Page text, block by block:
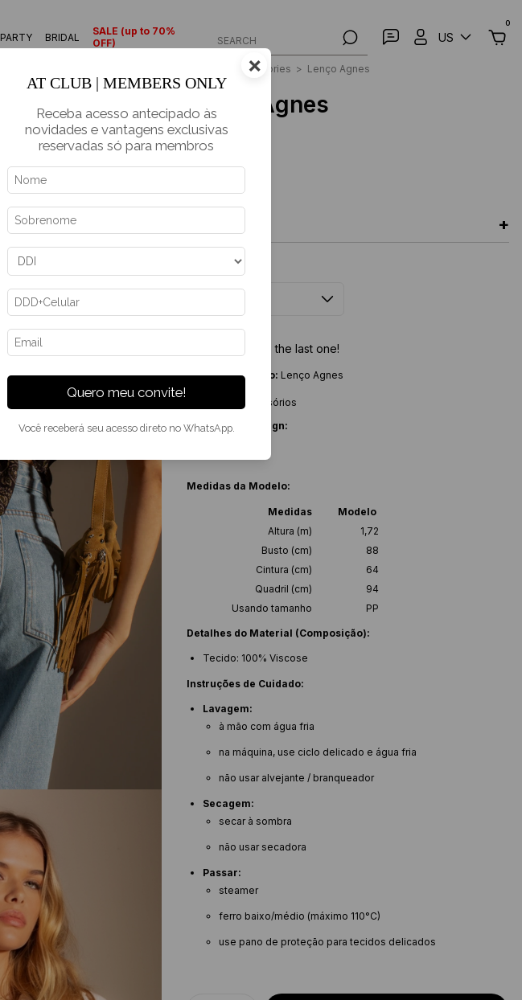
PARTY BRIDAL
SALE (up to 70%
OFF)
SEARCH US
0
Accessories > Lenço Agnes
Lenço Agnes
Casual
+
Don´t miss it, it´s the last one!
Nome do Produto: Lenço Agnes
Acessórios
Detalhes de Design:
Medidas da Modelo:
Medidas
Modelo
Altura (m)
1,72
Busto (cm)
88
Cintura (cm)
64
Quadril (cm)
94
Usando tamanho
PP
Detalhes do Material (Composição):
Tecido: 100% Viscose
Instruções de Cuidado:
Lavagem:
à mão com água fria
na máquina, use ciclo delicado e água fria
não usar alvejante / branqueador
Secagem:
secar à sombra
não usar secadora
Passar:
steamer
ferro baixo/médio (máximo 110°C)
use pano de proteção para tecidos delicados
×
AT CLUB | MEMBERS ONLY
Receba acesso antecipado às
novidades e vantagens exclusivas
reservadas só para membros
Quero meu convite!
Você receberá seu acesso direto no WhatsApp.